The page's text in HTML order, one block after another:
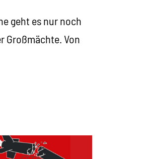
geht es nur noch
Großmächte. Von